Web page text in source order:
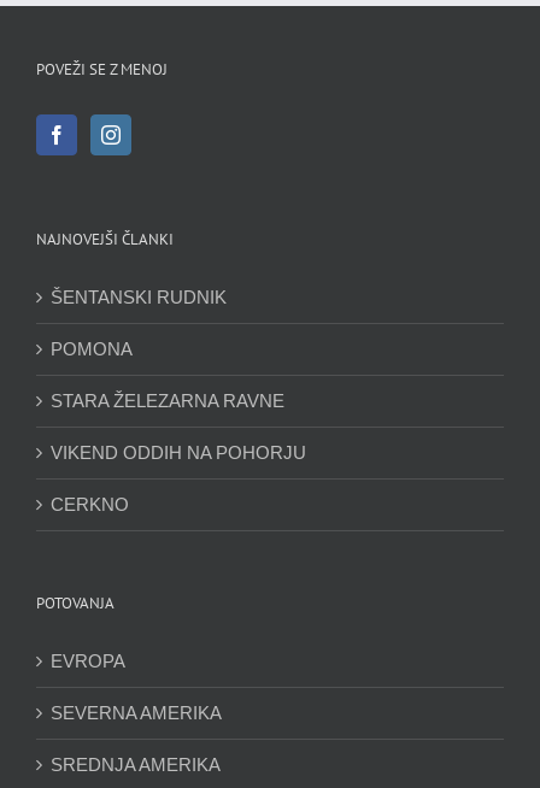
POVEŽI SE Z MENOJ
NAJNOVEJŠI ČLANKI
ŠENTANSKI RUDNIK
POMONA
STARA ŽELEZARNA RAVNE
VIKEND ODDIH NA POHORJU
CERKNO
POTOVANJA
EVROPA
SEVERNA AMERIKA
SREDNJA AMERIKA